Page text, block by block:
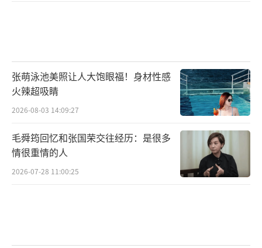
张萌泳池美照让人大饱眼福！身材性感
火辣超吸睛
2026-08-03 14:09:27
毛舜筠回忆和张国荣交往经历：是很多
情很重情的人
2026-07-28 11:00:25